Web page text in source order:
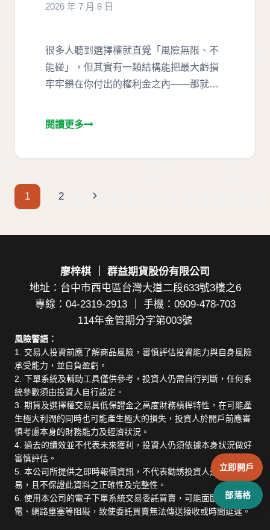
2026 年 7 月 8 日
很多人聽到選擇權就直覺「風險無限、不
能碰」，但其實有一類結構能把最大虧損
牢牢鎖在你付出的權利金之內——那就是
Page
1 2
Next
廖梓棋 ｜ 群益期貨股份有限公司
地址：台中市西屯區台灣大道二段633號3樓之6
專線：04-2319-2913 ｜ 手機：0909-478-703
114年金管期分字第003號
風險警語：
1. 交易人投資前應了解商品風險，審慎評估投資能力與自身風險
承受能力，並自負盈虧。
2. 下單系統及輔助工具僅供參考，投資人仍需自行判斷，任何系
統參數須由投資人自行設定。
3. 期貨及選擇權交易具低保證金之高度財務槓桿特性，在可能產
生極大利潤的同時也可能產生極大的損失，投資人於開戶前應審
慎考慮本身的財務能力及經濟狀況。
4. 過去的績效並不代表未來獲利，投資人仍須依據本身狀況做好
審慎評估。
5. 本公司所提供之即時報價資訊，不代表勸誘投資人進行期貨交
易，且不保證此資料之正確性及完整性。
6. 使用本公司的電子下單系統交易委託買賣，可能面臨斷線、斷
電、網路壅塞等阻礙，致使委託買賣無法傳送接收或時間延遲。
立即開戶
部落格